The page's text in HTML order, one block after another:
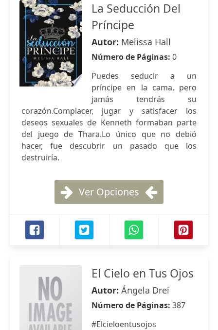
La Seducción Del
Príncipe
Autor: Melissa Hall
Número de Páginas: 0
Puedes seducir a un
príncipe en la cama, pero
jamás tendrás su
corazón.Complacer, jugar y satisfacer los
deseos sexuales de Kenneth formaban parte
del juego de Thara.Lo único que no debió
hacer, fue descubrir un pasado que los
destruiría.
Ver Opciones
El Cielo en Tus Ojos
Autor: Ángela Drei
Número de Páginas: 387
#Elcieloentusojos